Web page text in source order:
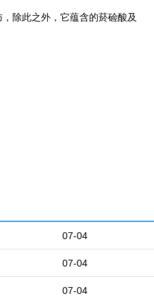
除此之外，它蕴含的菸硷酸及
07-04
07-04
07-04